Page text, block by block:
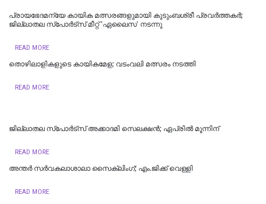
പ്രായഭേദമന്യേ കായിക മത്സരങ്ങളുമായി കുടുംബശ്രീ പ്രവർത്തകർ;
ജില്ലാതല സ്‌പോർട്സ് മീറ്റ് 'ഏലൈസ' നടന്നു
READ MORE
തൊഴിലാളികളുടെ കായികമേള; വടംവലി മത്സരം നടത്തി
READ MORE
ജില്ലാതല സ്പോർട്‌സ് അക്കാദമി സെലക്ഷൻ; ഏപ്രിൽ മൂന്നിന്
READ MORE
അന്തര്‍ സര്‍വകലാശാലാ സൈക്ലിംഗ്; എം.ജിക്ക് വെള്ളി
READ MORE